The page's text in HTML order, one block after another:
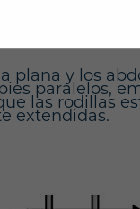
plana y los
paralelos,
las rodillas
extendidas.